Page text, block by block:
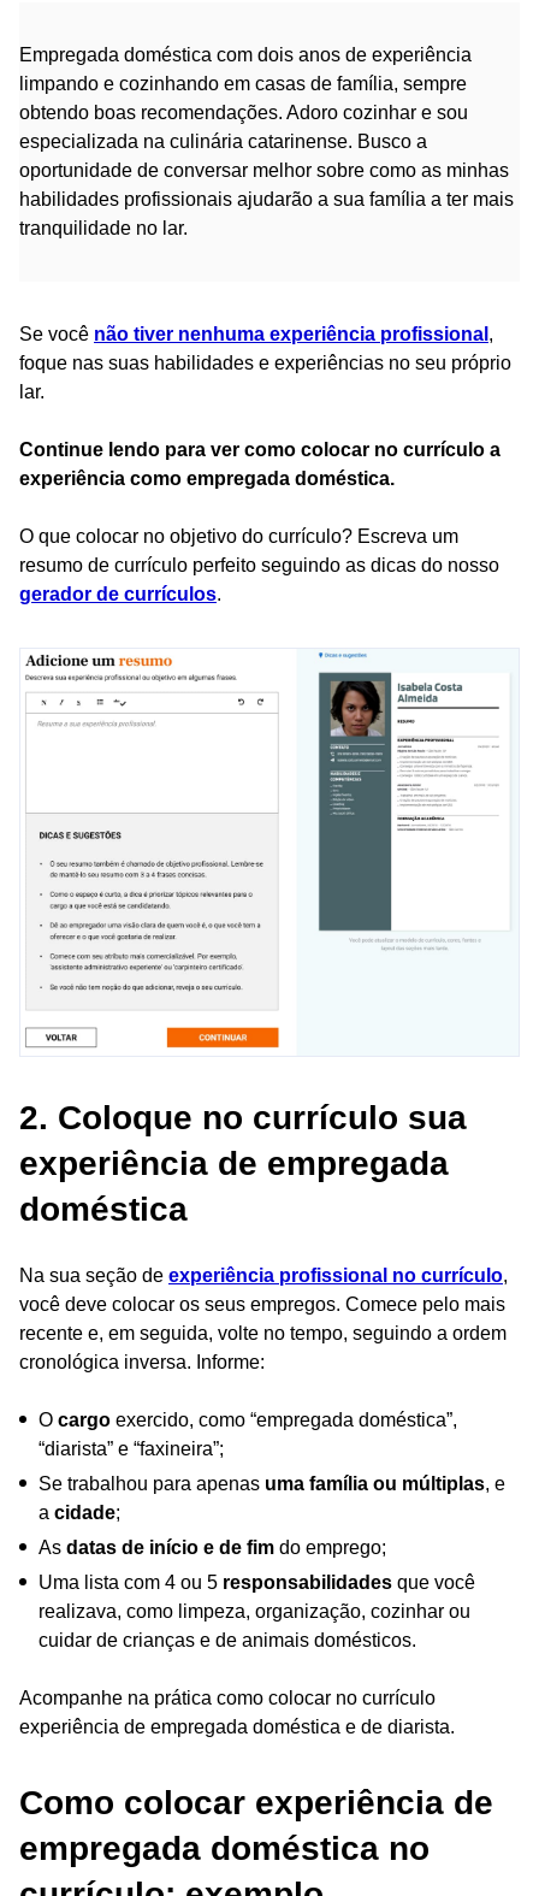
Empregada doméstica com dois anos de experiência
limpando e cozinhando em casas de família, sempre
obtendo boas recomendações. Adoro cozinhar e sou
especializada na culinária catarinense. Busco a
oportunidade de conversar melhor sobre como as minhas
habilidades profissionais ajudarão a sua família a ter mais
tranquilidade no lar.
Se você não tiver nenhuma experiência profissional ,
foque nas suas habilidades e experiências no seu próprio
lar.
Continue lendo para ver como colocar no currículo a
experiência como empregada doméstica.
O que colocar no objetivo do currículo? Escreva um
resumo de currículo perfeito seguindo as dicas do nosso
gerador de currículos.
2. Coloque no currículo sua
experiência de empregada
doméstica
Na sua seção de experiência profissional no currículo,
você deve colocar os seus empregos. Comece pelo mais
recente e, em seguida, volte no tempo, seguindo a ordem
cronológica inversa. Informe:
O cargo exercido, como “empregada doméstica”,
“diarista” e “faxineira”;
Se trabalhou para apenas uma família ou múltiplas, e
a cidade;
As datas de início e de fim do emprego;
Uma lista com 4 ou 5 responsabilidades que você
realizava, como limpeza, organização, cozinhar ou
cuidar de crianças e de animais domésticos.
Acompanhe na prática como colocar no currículo
experiência de empregada doméstica e de diarista.
Como colocar experiência de
empregada doméstica no